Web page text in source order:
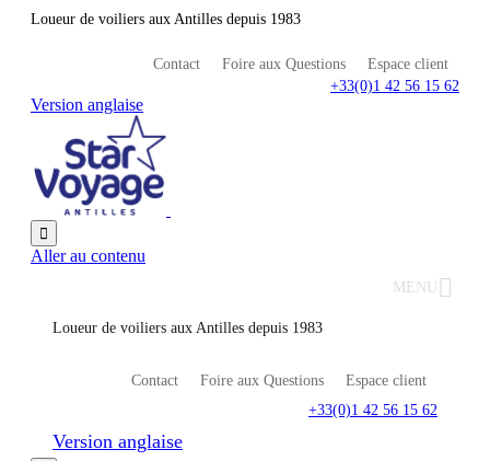
Loueur de voiliers aux Antilles depuis 1983
Contact Foire aux Questions
Espace client
+33(0)1 42 56 15 62
Version anglaise

Aller au contenu
MENU
Loueur de voiliers aux Antilles depuis 1983
Contact Foire aux Questions
Espace client
+33(0)1 42 56 15 62
Version anglaise